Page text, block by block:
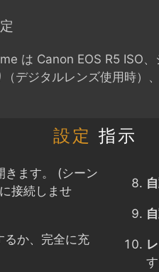
は Canon EOS R5 ISO
デジタルレンズ使用時）
設定 指示
きます。 (シーン
接続しませ
るか、完全に充
す